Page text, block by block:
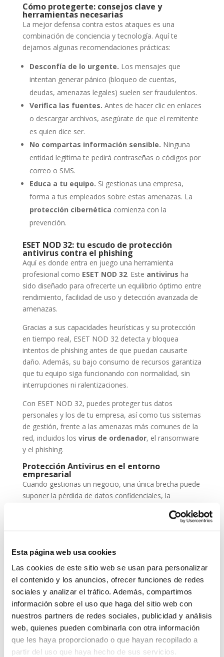
Esta página web usa cookies
Las cookies de este sitio web se usan para personalizar
el contenido y los anuncios, ofrecer funciones de redes
sociales y analizar el tráfico. Además, compartimos
información sobre el uso que haga del sitio web con
nuestros partners de redes sociales, publicidad y análisis
web, quienes pueden combinarla con otra información
que les haya proporcionado o que hayan recopilado a
partir del uso que haya hecho de sus servicios.
Cómo protegerte: consejos clave y
herramientas necesarias
La mejor defensa contra estos ataques es una
combinación de conciencia y tecnología. Aquí te
dejamos algunas recomendaciones prácticas:
Desconfía de lo urgente. Los mensajes que
intentan generar pánico (bloqueo de cuentas,
deudas, amenazas legales) suelen ser fraudulentos.
Verifica las fuentes. Antes de hacer clic en enlaces
o descargar archivos, asegúrate de que el remitente
es quien dice ser.
No compartas información sensible. Ninguna
entidad legítima te pedirá contraseñas o códigos por
correo o SMS.
Educa a tu equipo. Si gestionas una empresa,
forma a tus empleados sobre estas amenazas. La
protección cibernética comienza con la
prevención.
ESET NOD 32: tu escudo de protección
antivirus contra el phishing
Aquí es donde entra en juego una herramienta
profesional como ESET NOD 32. Este antivirus ha
sido diseñado para ofrecerte un equilibrio óptimo entre
rendimiento, facilidad de uso y detección avanzada de
amenazas.
Gracias a sus capacidades heurísticas y su protección
en tiempo real, ESET NOD 32 detecta y bloquea
intentos de phishing antes de que puedan causarte
daño. Además, su bajo consumo de recursos garantiza
que tu equipo siga funcionando con normalidad, sin
interrupciones ni ralentizaciones.
Con ESET NOD 32, puedes proteger tus datos
personales y los de tu empresa, así como tus sistemas
de gestión, frente a las amenazas más comunes de la
red, incluidos los virus de ordenador, el ransomware
y el phishing.
Protección Antivirus en el entorno
empresarial
Cuando gestionas un negocio, una única brecha puede
suponer la pérdida de datos confidenciales, la
protección antivirusno
puede ser una opción, sino una inversión
cibernética.
ESET NOD 32 ofrece versiones adaptadas para
entornos empresariales, con consolas de
administración remota y escaneos programados. De
este modo, puedes garantizar que todos los
dispositivos de tu red estén seguros, actualizados y
libres de amenazas.
Grupo-System, ¿Quiénes somos?